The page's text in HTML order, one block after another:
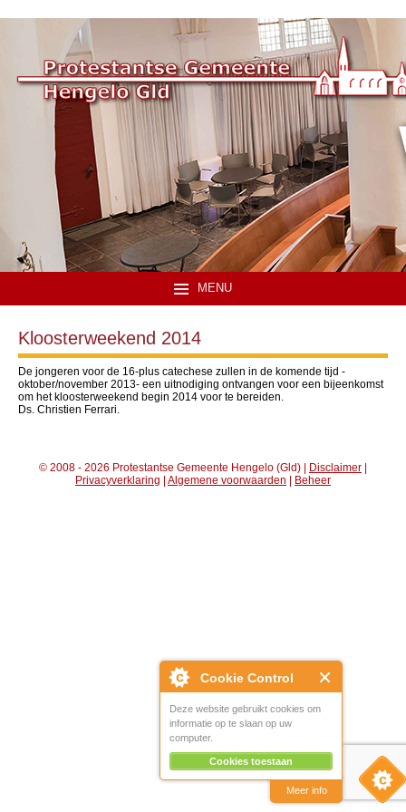
Cookie Control
Deze website gebruikt cookies om
informatie op te slaan op uw
computer.
Cookies toestaan
Meer info
MENU
Kloosterweekend 2014
De jongeren voor de 16-plus catechese zullen in de komende tijd -
oktober/november 2013- een uitnodiging ontvangen voor een bijeenkomst
om het kloosterweekend begin 2014 voor te bereiden.
Ds. Christien Ferrari.
© 2008 - 2026 Protestantse Gemeente Hengelo (Gld) | Disclaimer |
Privacyverklaring | Algemene voorwaarden | Beheer